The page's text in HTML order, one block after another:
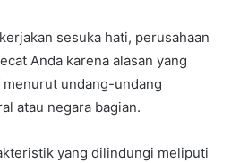
sesuka hati, perusahaan
Anda karena alasan yang
undang-undang
atau negara bagian.
yang dilindungi meliputi